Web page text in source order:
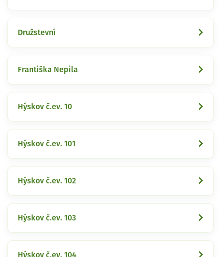
Družstevní
Františka Nepila
Hýskov č.ev. 10
Hýskov č.ev. 101
Hýskov č.ev. 102
Hýskov č.ev. 103
Hýskov č.ev. 104